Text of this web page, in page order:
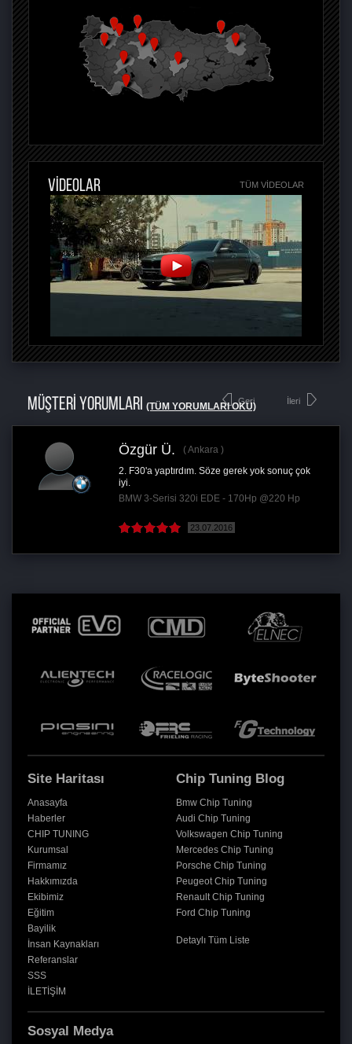
VİDEOLAR TÜM VIDEOLAR
MÜŞTERİ YORUMLARI (TÜM YORUMLARI OKU)
Geri
Özgür Ü.
Ankara
2. F30'a yaptırdım. Söze gerek yok sonuç çok
iyi.
BMW 3-Serisi 320i EDE - 170Hp @220 Hp
23.07.2016
İleri
Site Haritası
Anasayfa
Haberler
CHIP TUNING
Kurumsal
Firmamız
Hakkımızda
Ekibimiz
Eğitim
Bayilik
İnsan Kaynakları
Referanslar
SSS
İLETİŞİM
Chip Tuning Blog
Bmw Chip Tuning
Audi Chip Tuning
Volkswagen Chip Tuning
Mercedes Chip Tuning
Porsche Chip Tuning
Peugeot Chip Tuning
Renault Chip Tuning
Ford Chip Tuning
Detaylı Tüm Liste
Sosyal Medya